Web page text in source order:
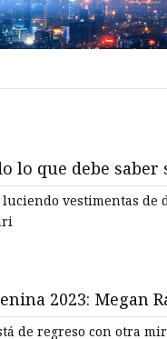
mujer
para mujer
para mujer
lo que debe
vestimentas
2023: Megan
color de
de regreso con otra